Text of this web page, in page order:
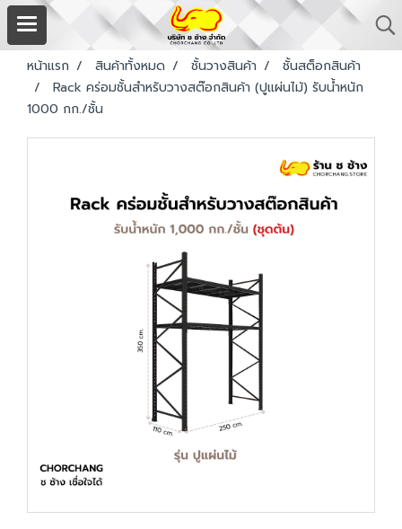
หน้าแรก สินค้าทั้งหมด ชั้นวางสินค้า
ชั้นสต็อกสินค้า
Rack คร่อมชั้นสำหรับวางสต๊อกสินค้า (ปูแผ่นไม้) รับน้ำหนัก
1000 กก./ชั้น